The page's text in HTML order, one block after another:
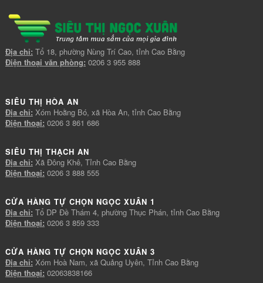
Địa chỉ: Tổ 18, phường Nùng Trí Cao, tỉnh Cao Bằng
Điện thoại văn phòng: 0206 3 955 888
SIÊU THỊ HÒA AN
Địa chỉ: Xóm Hoằng Bó, xã Hòa An, tỉnh Cao Bằng
Điện thoại: 0206 3 861 686
SIÊU THỊ THẠCH AN
Địa chỉ: Xã Đông Khê, Tỉnh Cao Bằng
Điện thoại: 0206 3 888 555
CỬA HÀNG TỰ CHỌN NGỌC XUÂN 1
Địa chỉ: Tổ DP Đề Thám 4, phường Thục Phán, tỉnh Cao Bằng
Điện thoại: 0206 3 859 333
CỬA HÀNG TỰ CHỌN NGỌC XUÂN 3
Địa chỉ: Xóm Hoà Nam, xã Quảng Uyên, Tỉnh Cao Bằng
Điện thoại: 02063838166